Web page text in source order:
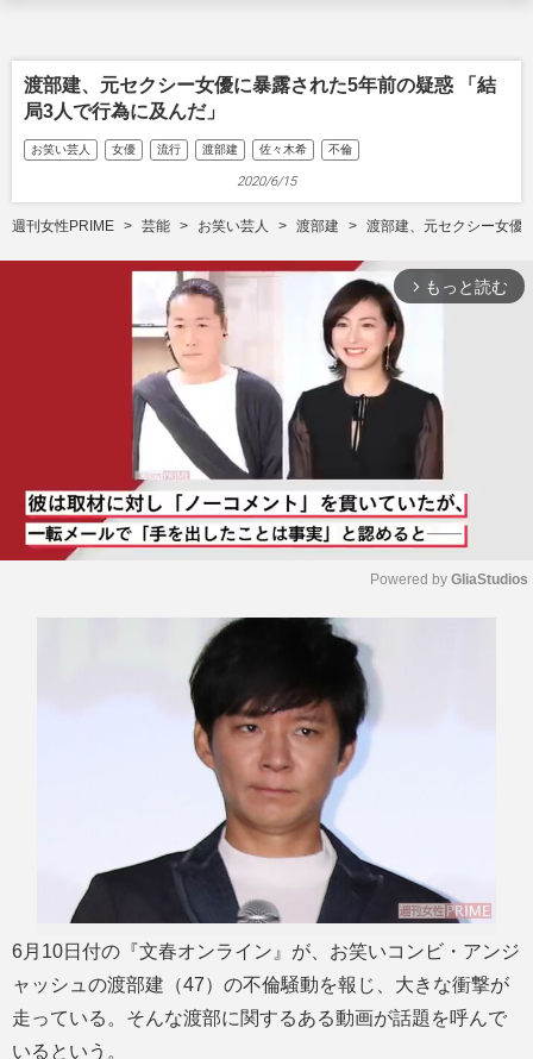
渡部建、元セクシー女優に暴露された5年前の疑惑 「結
局3人で行為に及んだ」
お笑い芸人 女優 流行 渡部建 佐々木希 不倫
2020/6/15
週刊女性PRIME 芸能 お笑い芸人 渡部建 渡部建、元セクシー女優
arrow_forward_ios もっと読む
Powered by GliaStudios
6月10日付の『文春オンライン』が、お笑いコンビ・アンジ
ャッシュの渡部建（47）の不倫騒動を報じ、大きな衝撃が
走っている。そんな渡部に関するある動画が話題を呼んで
いるという。